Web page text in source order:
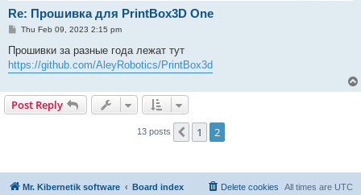
Re: Прошивка для PrintBox3D One
P
s
Thu Feb 09, 2023 2:15 pm
Прошивки за разные года лежат тут
https://github.com/AleyRobotics/PrintBox3d
Post Reply
13 posts Previous
1 2
Mr. Kibernetik software Board index All times are UTC
Delete cookies